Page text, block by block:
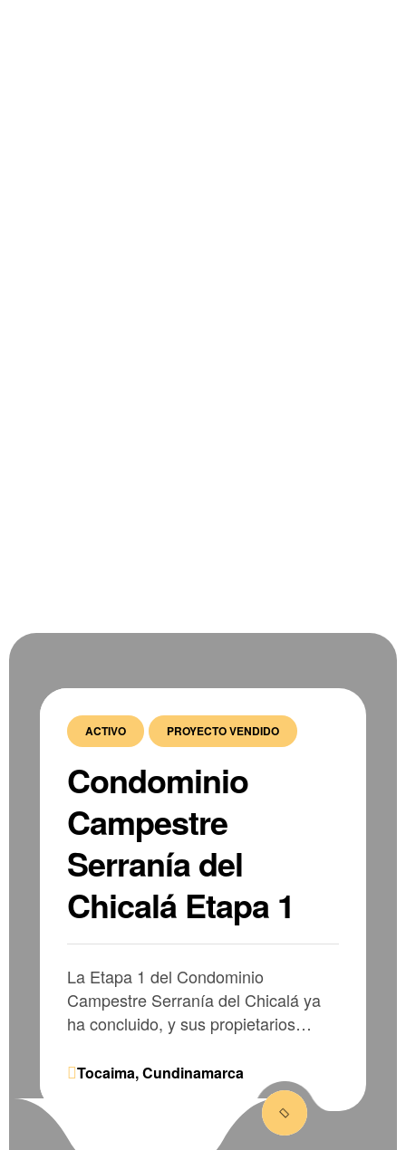
ACTIVO PROYECTO VENDIDO
Condominio
Campestre
Serranía del
Chicalá Etapa 1
La Etapa 1 del Condominio
Campestre Serranía del Chicalá ya
ha concluido, y sus propietarios
amenidades entregadas.
Tocaima, Cundinamarca